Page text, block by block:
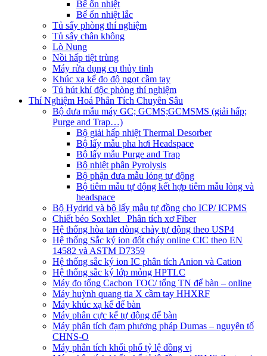
Bể ổn nhiệt
Bể ổn nhiệt lắc
Tủ sấy phòng thí nghiệm
Tủ sấy chân không
Lò Nung
Nồi hấp tiệt trùng
Máy rửa dụng cụ thủy tinh
Khúc xạ kế đo độ ngọt cầm tay
Tủ hút khí độc phòng thí nghiệm
Thí Nghiệm Hoá Phân Tích Chuyên Sâu
Bộ đưa mẫu máy GC; GCMS;GCMSMS (giải hấp;
Purge and Trap…)
Bộ giải hấp nhiệt Thermal Desorber
Bộ lấy mẫu pha hơi Headspace
Bộ lấy mẫu Purge and Trap
Bộ nhiệt phân Pyrolysis
Bộ phận đưa mẫu lỏng tự động
Bộ tiêm mẫu tự động kết hợp tiêm mẫu lỏng và
headspace
Bộ Hydrid và bộ lấy mẫu tự đồng cho ICP/ ICPMS
Chiết béo Soxhlet_ Phân tích xơ Fiber
Hệ thống hòa tan dòng chảy tự động theo USP4
Hệ thống Sắc ký ion đốt cháy online CIC theo EN
14582 và ASTM D7359
Hệ thống sắc ký ion IC phân tích Anion và Cation
Hệ thống sắc ký lớp mỏng HPTLC
Máy đo tổng Cacbon TOC/ tổng TN để bàn – online
Máy huỳnh quang tia X cầm tay HHXRF
Máy khúc xạ kế để bàn
Máy phân cực kế tự động để bàn
Máy phân tích đạm phương pháp Dumas – nguyên tố
CHNS-O
Máy phân tích khối phổ tỷ lệ đồng vị